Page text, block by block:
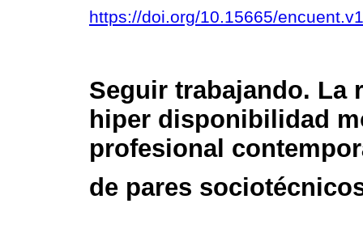
https://doi.org/10.15665/
Seguir trabajando. La
hiper disponibilidad
profesional
de pares